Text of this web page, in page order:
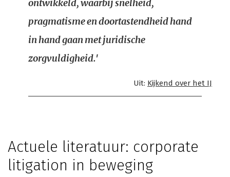
ontwikkeld, waarbij snelheid,
pragmatisme en doortastendheid hand
in hand gaan met juridische
zorgvuldigheid.'
Uit: Kijkend over het IJ
Actuele literatuur: corporate
litigation in beweging